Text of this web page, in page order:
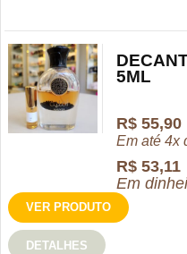
5ML
R$ 55,90
Em até 4x
R$ 53,11
Em
VER PRODUTO
DETALHES